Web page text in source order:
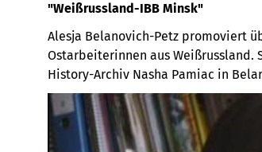
"Weißrussland-IBB Minsk"
Alesja Belanovich-Petz promoviert
Ostarbeiterinnen aus Weißrussland.
History-Archiv Nasha Pamiac in